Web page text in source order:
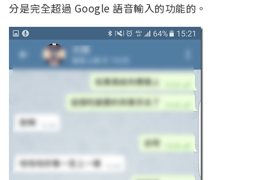
分是完全超過 Google 語音輸入的功能的。